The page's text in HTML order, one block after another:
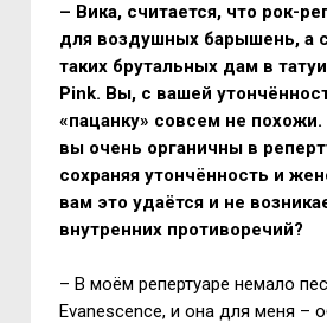
– Вика, считается, что рок-
для воздушных барышень, а
таких брутальных дам в
Pink. Вы, с вашей
«пацанку» совсем не
вы очень органичны в
сохраняя утончённость и
вам это удаётся и не
внутренних противоречий?
– В моём репертуаре немало
Evanescence, и она для меня –